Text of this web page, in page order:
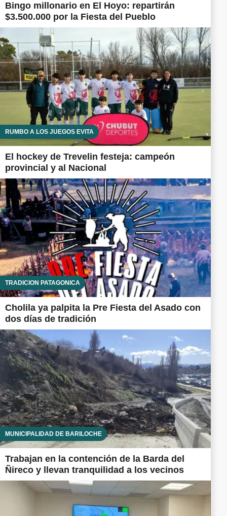
Bingo millonario en El Hoyo: repartirán
$3.500.000 por la Fiesta del Pueblo
RUMBO A LOS JUEGOS EVITA
El hockey de Trevelin festeja: campeón
provincial y al Nacional
TRADICIÓN PATAGÓNICA
Cholila ya palpita la Pre Fiesta del Asado con
dos días de tradición
MUNICIPALIDAD DE BARILOCHE
Trabajan en la contención de la Barda del
Ñireco y llevan tranquilidad a los vecinos